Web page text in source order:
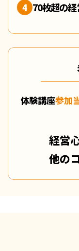
4 70枚超の
体験講座参加
経営
他の